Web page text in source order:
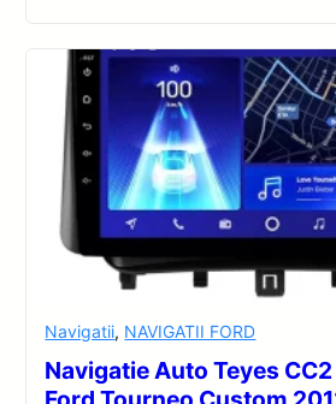
Navigatii, NAVIGATII FORD
Navigatie Auto Teyes